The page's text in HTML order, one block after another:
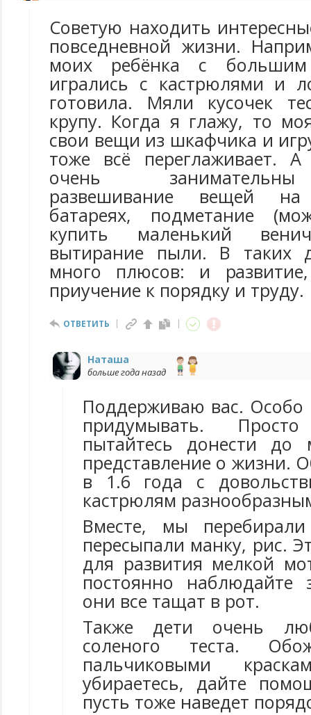
Советую находить
повседневной жизни.
моих ребёнка с большим
игрались с кастрюлями и
готовила. Мяли кусочек
крупу. Когда я глажу, то
свои вещи из шкафчика и
тоже всё переглаживает.
очень
развешивание вещей
батареях, подметание
купить маленький
вытирание пыли. В таких
много плюсов: и
приучение к порядку и труду.
ОТВЕТИТЬ
Наташа
больше года назад
Поддерживаю вас. Особо
придумывать.
пытайтесь донести
представление о жизни.
в 1.6 года с
кастрюлям
Вместе, мы
пересыпали манку, рис.
для развития мелкой
постоянно наблюдайте
они все тащат в рот.
Также дети очень
соленого теста.
пальчиковыми
убираетесь, дайте
пусть тоже наведет